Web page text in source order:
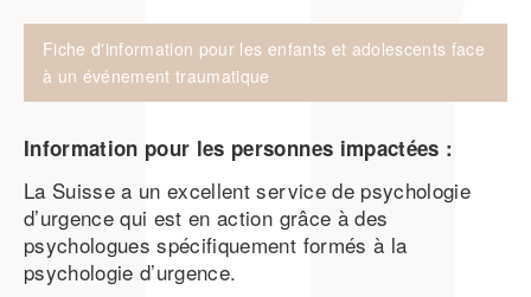
Fiche d'information pour les enfants et adolescents face
à un événement traumatique
Information pour les personnes impactées :
La Suisse a un excellent service de psychologie
d’urgence qui est en action grâce à des
psychologues spécifiquement formés à la
psychologie d’urgence.